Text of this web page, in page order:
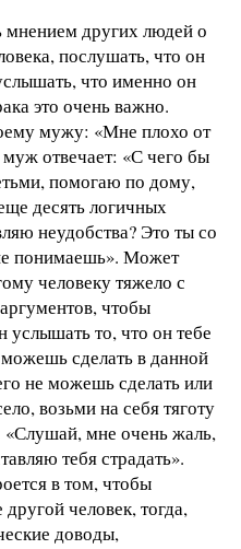
других людей о
послушать, что он
что именно он
это очень важно.
мужу: «Мне плохо от
отвечает: «С чего бы
помогаю по дому,
десять логичных
неудобства? Это ты со
понимаешь». Может
человеку тяжело с
чтобы
услышать то, что он тебе
сделать в данной
не можешь сделать или
возьми на себя тяготу
«Слушай, мне очень жаль,
тебя страдать».
в том, чтобы
человек, тогда,
доводы,